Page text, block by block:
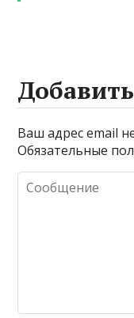
Ваш адрес email
Обязательные